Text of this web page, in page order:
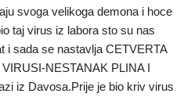
svoga velikoga demona i hoce
taj virus iz labora sto su nas
i sada se nastavlja CETVERTA
NESTANAK PLINA I
iz Davosa.Prije je bio kriv virus